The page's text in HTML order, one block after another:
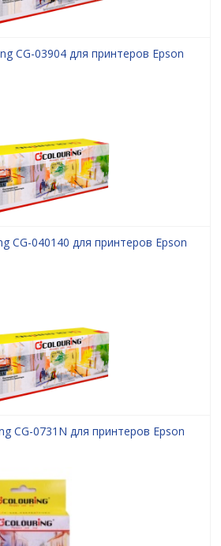
CG-03904 для принтеров Epson
CG-040140 для принтеров Epson
CG-0731N для принтеров Epson